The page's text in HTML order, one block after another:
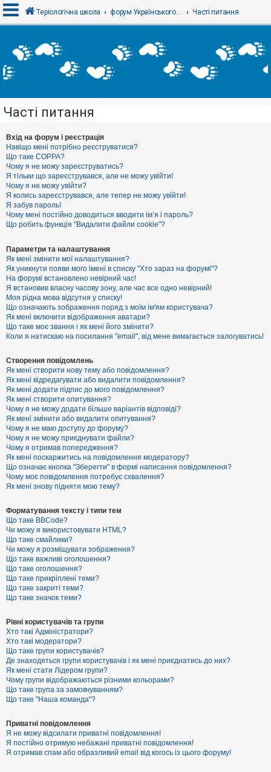
х
і
Р
є
с
т
р
а
ц
і
я
Т
м
и
б
е
з
в
і
д
п
о
в
і
е
й
А
к
т
и
в
н
і
т
е
м
и
П
о
ш
у
к
Д
о
п
о
г
а
Теріологічна школа форум Українського теріологічного товариства Часті питання
Часті питання
Вхід на форум і реєстрація
Навіщо мені потрібно реєструватися?
Що таке COPPA?
Чому я не можу зареєструватись?
Я тільки що зареєструвався, але не можу увійти!
Чому я не можу увійти?
Я колись зареєструвався, але тепер не можу увійти!
Я забув пароль!
Чому мені постійно доводиться вводити ім’я і пароль?
Що робить функція "Видалити файли cookie"?
Параметри та налаштування
Як мені змінити мої налаштування?
Як уникнути появи мого імені в списку "Хто зараз на форумі"?
На форумі встановлено невірний час!
Я встановив власну часову зону, але час все одно невірний!
Моя рідна мова відсутня у списку!
Що означають зображення поряд з моїм ім'ям користувача?
Як мені включити відображення аватари?
Що таке моє звання і як мені його змінити?
Коли я натискаю на посилання "email", від мене вимагається залогуватись!
Створення повідомлень
Як мені створити нову тему або повідомлення?
Як мені відредагувати або видалити повідомлення?
Як мені додати підпис до мого повідомлення?
Як мені створити опитування?
Чому я не можу додати більше варіантів відповіді?
Як мені змінити або видалити опитування?
Чому я не маю доступу до форуму?
Чому я не можу приєднувати файли?
Чому я отримав попередження?
Як мені поскаржитись на повідомлення модератору?
Що означає кнопка "Зберегти" в формі написання повідомлення?
Чому моє повідомлення потребує схвалення?
Як мені знову підняти мою тему?
Форматування тексту і типи тем
Що таке BBCode?
Чи можу я використовувати HTML?
Що таке смайлики?
Чи можу я розміщувати зображення?
Що таке важливі оголошення?
Що таке оголошення?
Що таке прикріплені теми?
Що таке закриті теми?
Що таке значок теми?
Рівні користувачів та групи
Хто такі Адміністратори?
Хто такі модератори?
Що таке групи користувачів?
Де знаходяться групи користувачів і як мені приєднатись до них?
Як мені стати Лідером групи?
Чому групи відображаються різними кольорами?
Що таке група за замовчуванням?
Що таке "Наша команда"?
Приватні повідомлення
Я не можу відсилати приватні повідомлення!
Я постійно отримую небажані приватні повідомлення!
Я отримав спам або образливий email від когось із цього форуму!